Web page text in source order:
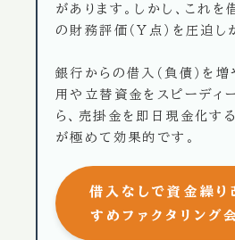
があります。しかし、これを
の財務評価（Y点）を圧迫し
銀行からの借入（負債）を
用や立替資金をスピーディ
ら、売掛金を即日現金化する
が極めて効果的です。
借入なしで資金繰り
すめファクタリング